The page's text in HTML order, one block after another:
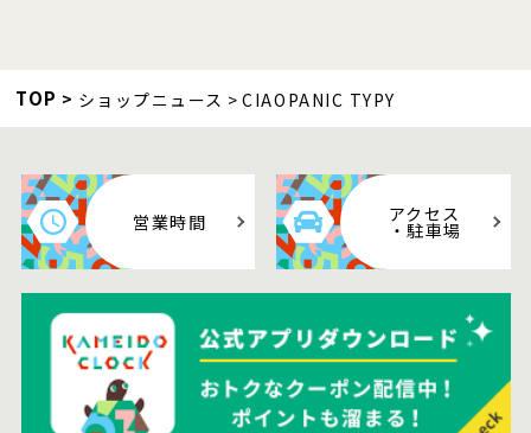
TOP ショップニュース CIAOPANIC TYPY
営業時間 アクセス
・駐車場